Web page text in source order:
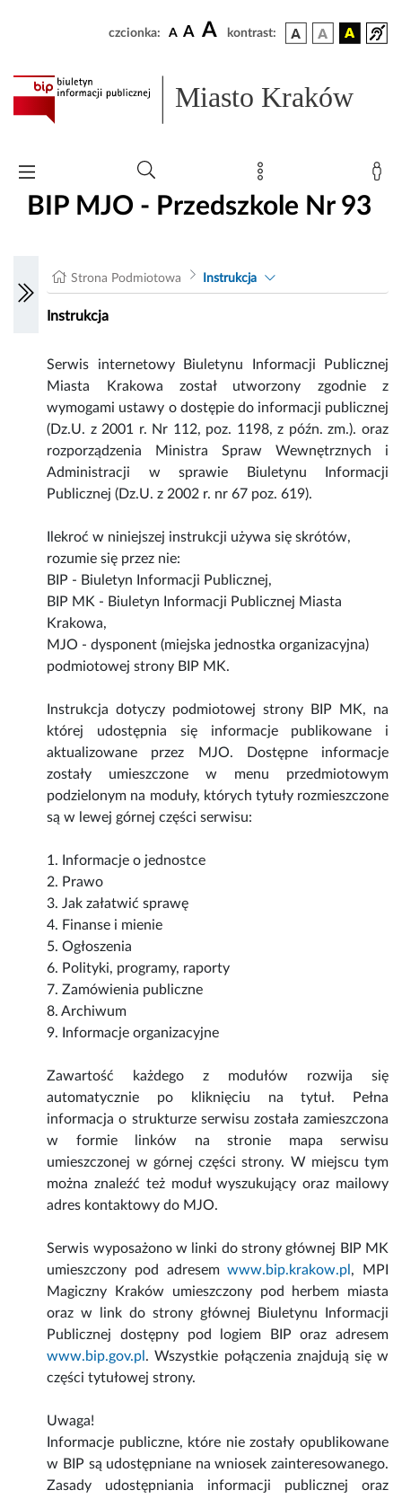
czcionka: A A A kontrast:
Miasto Kraków
BIP MJO - Przedszkole Nr 93
Strona Podmiotowa Instrukcja
Instrukcja
Serwis internetowy Biuletynu Informacji Publicznej
Miasta Krakowa został utworzony zgodnie z
wymogami ustawy o dostępie do informacji publicznej
(Dz.U. z 2001 r. Nr 112, poz. 1198, z późn. zm.). oraz
rozporządzenia Ministra Spraw Wewnętrznych i
Administracji w sprawie Biuletynu Informacji
Publicznej (Dz.U. z 2002 r. nr 67 poz. 619).
Ilekroć w niniejszej instrukcji używa się skrótów,
rozumie się przez nie:
BIP - Biuletyn Informacji Publicznej,
BIP MK - Biuletyn Informacji Publicznej Miasta
Krakowa,
MJO - dysponent (miejska jednostka organizacyjna)
podmiotowej strony BIP MK.
Instrukcja dotyczy podmiotowej strony BIP MK, na
której udostępnia się informacje publikowane i
aktualizowane przez MJO. Dostępne informacje
zostały umieszczone w menu przedmiotowym
podzielonym na moduły, których tytuły rozmieszczone
są w lewej górnej części serwisu:
1. Informacje o jednostce
2. Prawo
3. Jak załatwić sprawę
4. Finanse i mienie
5. Ogłoszenia
6. Polityki, programy, raporty
7. Zamówienia publiczne
8. Archiwum
9. Informacje organizacyjne
Zawartość każdego z modułów rozwija się
automatycznie po kliknięciu na tytuł. Pełna
informacja o strukturze serwisu została zamieszczona
w formie linków na stronie mapa serwisu
umieszczonej w górnej części strony. W miejscu tym
można znaleźć też moduł wyszukujący oraz mailowy
adres kontaktowy do MJO.
Serwis wyposażono w linki do strony głównej BIP MK
umieszczony pod adresemwww.bip.krakow.pl , MPI
Magiczny Kraków umieszczony pod herbem miasta
oraz w link do strony głównej Biuletynu Informacji
Publicznej dostępny pod logiem BIP oraz adresem
www.bip.gov.pl . Wszystkie połączenia znajdują się w
części tytułowej strony.
Uwaga!
Informacje publiczne, które nie zostały opublikowane
w BIP są udostępniane na wniosek zainteresowanego.
Zasady udostępniania informacji publicznej oraz